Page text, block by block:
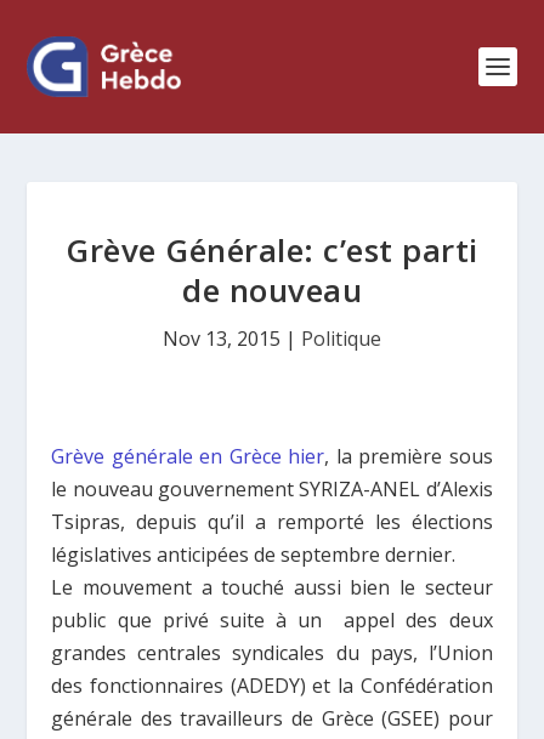
Grève Générale: c’est parti
de nouveau
Nov 13, 2015 | Politique
Grève générale en Grèce hier, la première sous
le nouveau gouvernement SYRIZA-ΑΝΕL d’Alexis
Tsipras, depuis qu’il a remporté les élections
législatives anticipées de septembre dernier.
Le mouvement a touché aussi bien le secteur
public que privé suite à un appel des deux
grandes centrales syndicales du pays, l’Union
des fonctionnaires (ADEDY) et la Confédération
générale des travailleurs de Grèce (GSEE) pour